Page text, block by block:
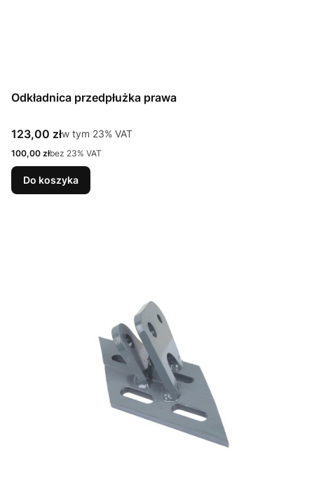
Odkładnica przedpłużka prawa
Cena brutto
123,00 złw tym %s VAT
w tym 23% VAT
Cena netto
100,00 złbez 23% VAT
Do koszyka